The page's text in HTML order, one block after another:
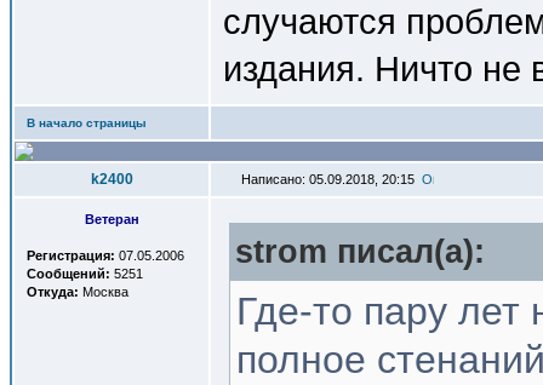
случаются
издания. Ничто не
В начало страницы
k2400 Написано: 05.09.2018, 20:15
Ветеран
Регистрация: 07.05.2006
Сообщений: 5251
Откуда: Москва
strom писал(a):
Где-то пару
полное